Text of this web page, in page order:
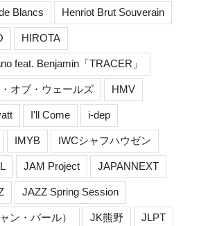
Blancs Henriot Brut Souverain
HIROTA
feat. Benjamin「TRACER」
オブ・ウェールズ HMV
I'll Come i-dep
IMYB IWCシャフハウゼン
JAM Project JAPANNEXT
JAZZ Spring Session
ン・バール） JK熊野 JLPT